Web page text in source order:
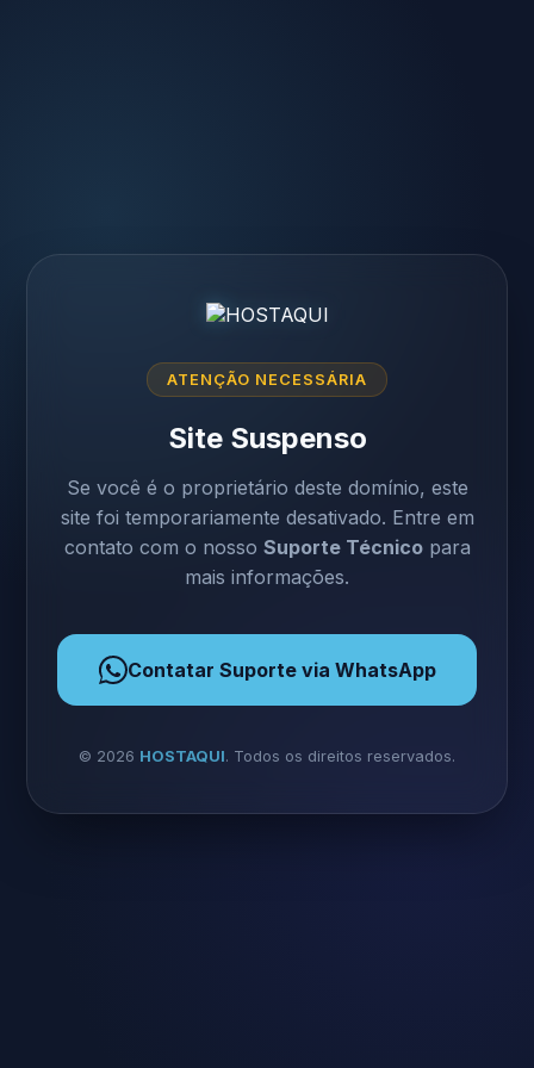
ATENÇÃO NECESSÁRIA
Site Suspenso
Se você é o proprietário deste domínio, este
site foi temporariamente desativado. Entre em
contato com o nosso Suporte Técnicopara
mais informações.
Contatar Suporte via WhatsApp
© 2026 HOSTAQUI. Todos os direitos reservados.